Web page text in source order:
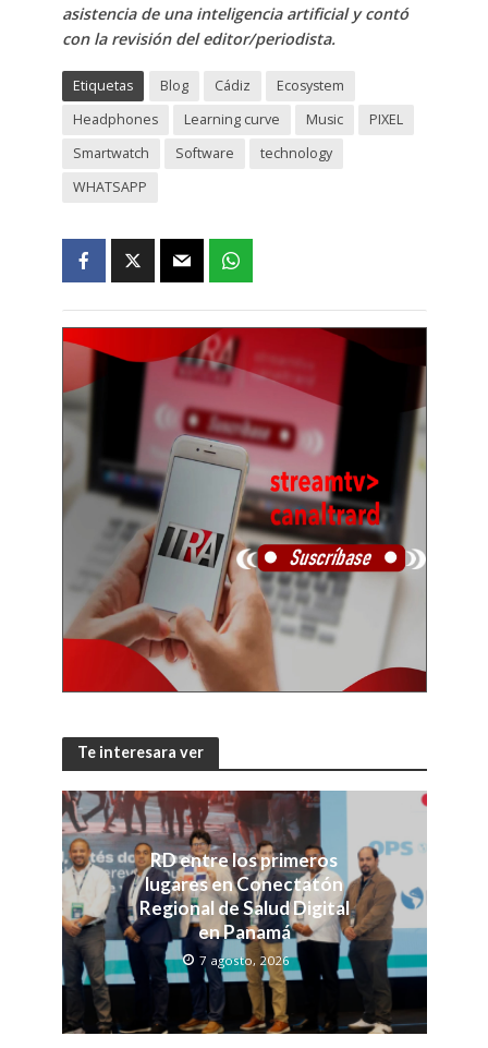
asistencia de una inteligencia artificial y contó
con la revisión del editor/periodista.
Etiquetas Blog Cádiz
Ecosystem
Headphones
Learning curve Music
PIXEL
Smartwatch
Software
technology
WHATSAPP
Te interesara ver
RD entre los primeros
lugares en Conectatón
Regional de Salud Digital
en Panamá
7 agosto, 2026